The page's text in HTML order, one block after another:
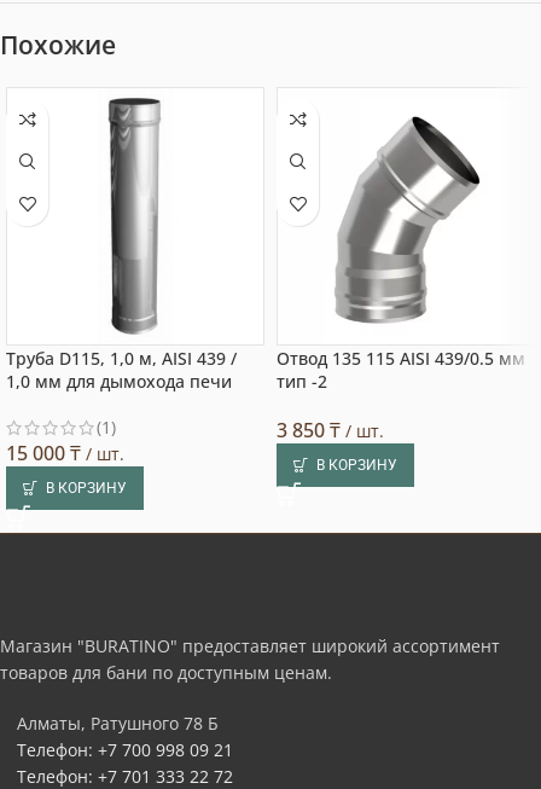
Похожие
Труба D115, 1,0 м, AISI 439 /
1,0 мм для дымохода печи
(1)
15 000₸ / шт.
В КОРЗИНУ
Отвод 135 115 AISI 439/0.5 мм
тип -2
3 850₸ / шт.
В КОРЗИНУ
Магазин "BURATINO" предоставляет широкий ассортимент
товаров для бани по доступным ценам.
Алматы, Ратушного 78 Б
Телефон: +7 700 998 09 21
Телефон: +7 701 333 22 72